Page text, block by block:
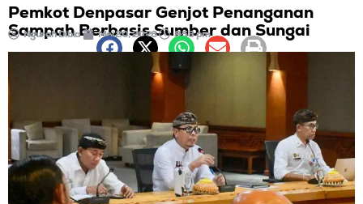
Pemkot Denpasar Genjot Penanganan
Sampah Berbasis Sumber dan Sungai
Ngurah Dibia Mei 20, 2026 8:53 pm